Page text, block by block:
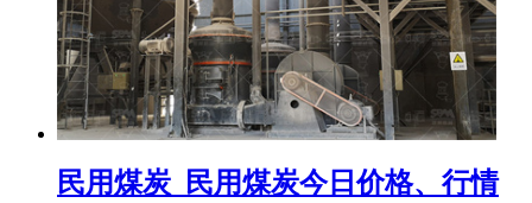
民用煤炭_民用煤炭今日价格、行情